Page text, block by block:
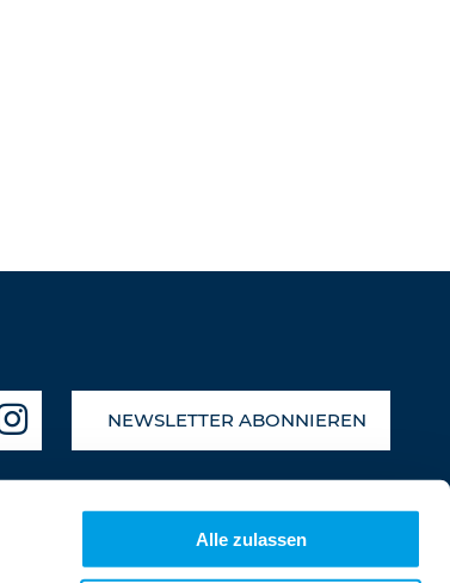
Alle zulassen
NEWSLETTER ABONNIEREN